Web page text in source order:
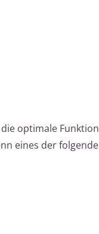
optimale
eines der